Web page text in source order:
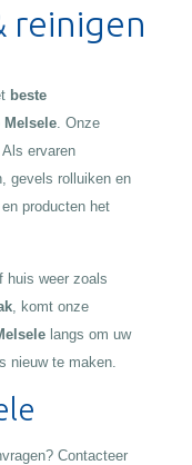
reinigen
beste
Melsele. Onze
Als ervaren
gevels rolluiken en
producten het
huis weer zoals
, komt onze
langs om uw
nieuw te maken.
Contacteer